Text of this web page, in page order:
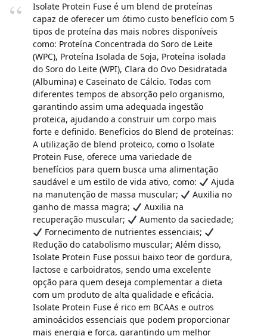
Isolate Protein Fuse é um blend de proteínas
capaz de oferecer um ótimo custo benefício com 5
tipos de proteína das mais nobres disponíveis
como: Proteína Concentrada do Soro de Leite
(WPC), Proteína Isolada de Soja, Proteína isolada
do Soro do Leite (WPI), Clara do Ovo Desidratada
(Albumina) e Caseinato de Cálcio. Todas com
diferentes tempos de absorção pelo organismo,
garantindo assim uma adequada ingestão
proteica, ajudando a construir um corpo mais
forte e definido. Benefícios do Blend de proteínas:
A utilização de blend proteico, como o Isolate
Protein Fuse, oferece uma variedade de
benefícios para quem busca uma alimentação
saudável e um estilo de vida ativo, como:
Ajuda
na manutenção de massa muscular;
Auxilia no
ganho de massa magra;
Auxilia na
recuperação muscular;
Aumento da saciedade;
Fornecimento de nutrientes essenciais;
Redução do catabolismo muscular; Além disso,
Isolate Protein Fuse possui baixo teor de gordura,
lactose e carboidratos, sendo uma excelente
opção para quem deseja complementar a dieta
com um produto de alta qualidade e eficácia.
Isolate Protein Fuse é rico em BCAAs e outros
aminoácidos essenciais que podem proporcionar
mais energia e força, garantindo um melhor